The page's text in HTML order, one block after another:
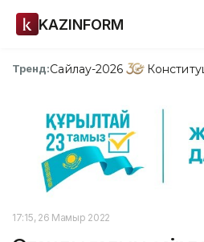
KAZINFORM
Тренд:Сайлау-2026
17:15, 26 Мамыр 2022